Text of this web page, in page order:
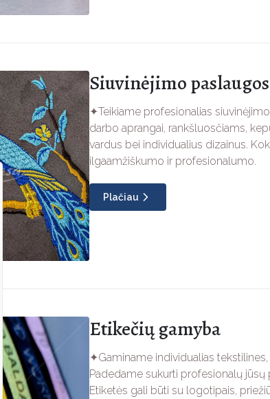
Siuvinėjimo paslaugos
✦Teikiame profesionalias
darbo aprangai, rankšluosčiams,
vardus bei individualius dizainus.
ilgaamžiškumo ir profesionalumo.
Plačiau
Etikečių gamyba
✦Gaminame individualias
Padedame sukurti profesionalų
Etiketės gali būti su logotipais,